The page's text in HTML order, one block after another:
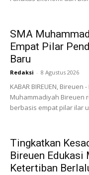
SMA
Empat Pilar
Baru
Redaksi - 8 Agustus 2026
KABAR BIREUEN,
Muhammadiyah Bireuen
berbasis empat pilar ilar
Tingkatkan
Bireuen Edukasi
Ketertiban